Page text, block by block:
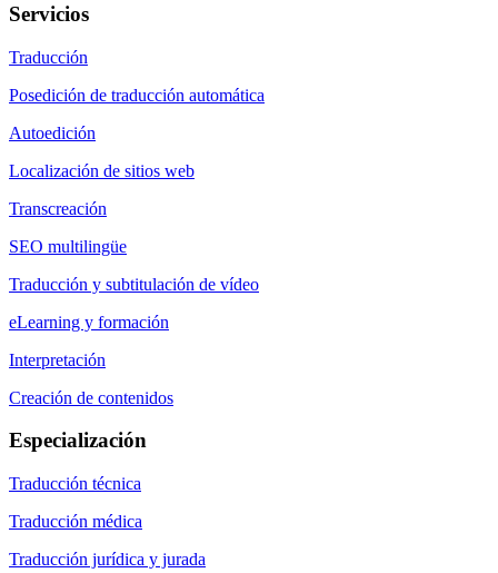
Servicios
Traducción
Posedición de traducción automática
Autoedición
Localización de sitios web
Transcreación
SEO multilingüe
Traducción y subtitulación de vídeo
eLearning y formación
Interpretación
Creación de contenidos
Especialización
Traducción técnica
Traducción médica
Traducción jurídica y jurada